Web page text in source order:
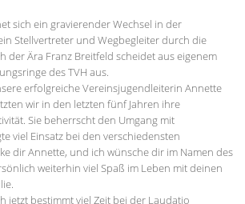
sich ein gravierender Wechsel in der
Stellvertreter und Wegbegleiter durch die
der Ära Franz Breitfeld scheidet aus eigenem
des TVH aus.
erfolgreiche Vereinsjugendleiterin Annette
wir in den letzten fünf Jahren ihre
Sie beherrscht den Umgang mit
viel Einsatz bei den verschiedensten
dir Annette, und ich wünsche dir im Namen des
weiterhin viel Spaß im Leben mit deinen
jetzt bestimmt viel Zeit bei der Laudatio